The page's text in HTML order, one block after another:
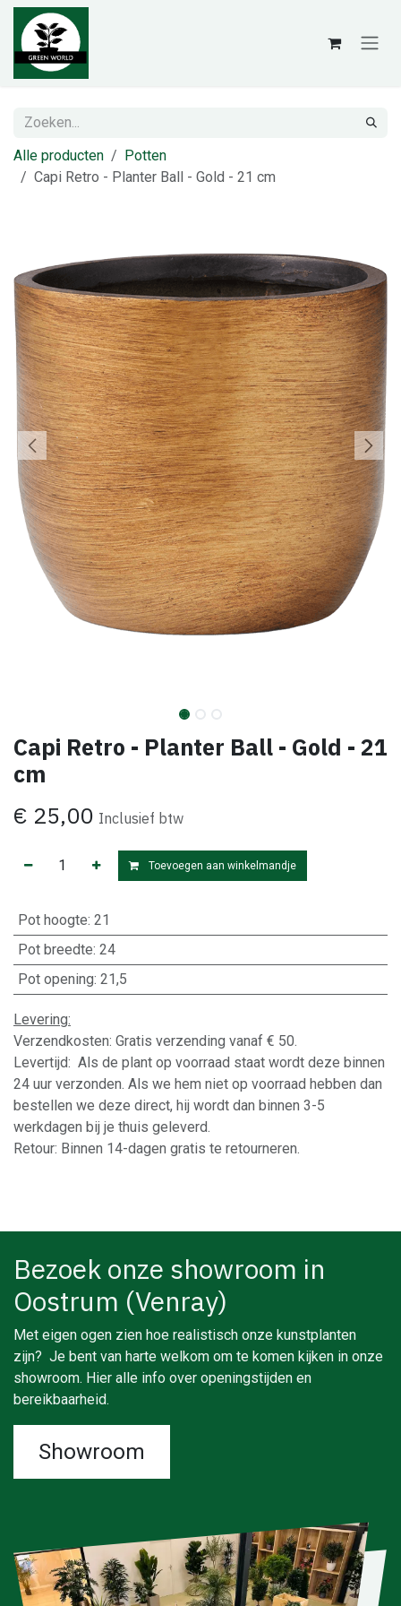
Overslaan naar inhoud
Alle producten
Potten
Capi Retro - Planter Ball - Gold - 21 cm
Capi Retro - Planter Ball - Gold - 21
cm
€ 25,00 Inclusief btw
Toevoegen aan winkelmandje
Pot hoogte: 21
Pot breedte: 24
Pot opening: 21,5
Levering:
Verzendkosten: Gratis verzending vanaf € 50.
Levertijd: Als de plant op voorraad staat wordt deze binnen
24 uur verzonden. Als we hem niet op voorraad hebben dan
bestellen we deze direct, hij wordt dan binnen 3-5
werkdagen bij je thuis geleverd.
Retour: Binnen 14-dagen gratis te retourneren.
Bezoek onze showroom in
Oostrum (Venray)
Met eigen ogen zien hoe realistisch onze kunstplanten
zijn? Je bent van harte welkom om te komen kijken in onze
showroom. Hier alle info over openingstijden en
bereikbaarheid.
Showroom